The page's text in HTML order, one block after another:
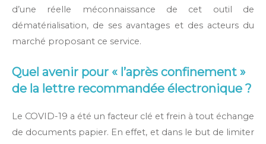
d’une réelle méconnaissance de cet outil de
dématérialisation, de ses avantages et des acteurs du
marché proposant ce service.
Quel avenir pour « l’après confinement »
de la lettre recommandée électronique ?
Le COVID-19 a été un facteur clé et frein à tout échange
de documents papier. En effet, et dans le but de limiter